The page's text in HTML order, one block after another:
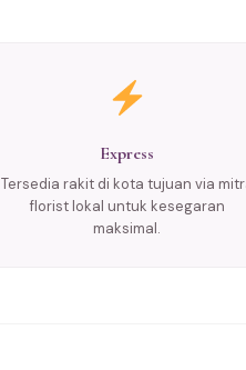
Express
Tersedia rakit di kota tujuan via
florist lokal untuk kesegaran
maksimal.